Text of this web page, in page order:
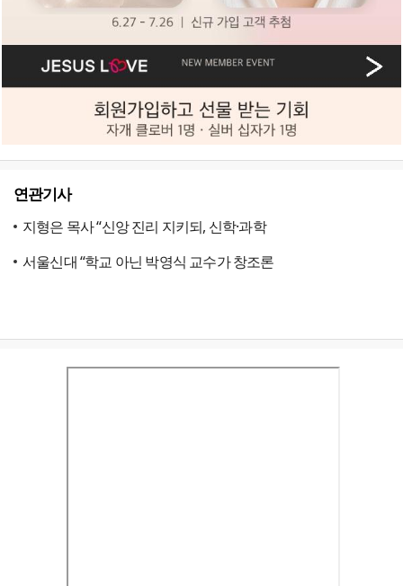
연관기사
지형은 목사 “신앙 진리 지키되, 신학·과학
서울신대 “학교 아닌 박영식 교수가 창조론